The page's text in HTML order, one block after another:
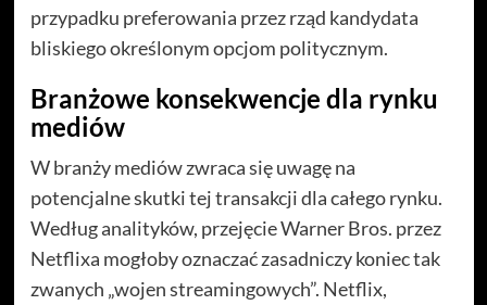
przypadku preferowania przez rząd kandydata
bliskiego określonym opcjom politycznym.
Branżowe konsekwencje dla rynku
mediów
W branży mediów zwraca się uwagę na
potencjalne skutki tej transakcji dla całego rynku.
Według analityków, przejęcie Warner Bros. przez
Netflixa mogłoby oznaczać zasadniczy koniec tak
zwanych „wojen streamingowych”. Netflix,